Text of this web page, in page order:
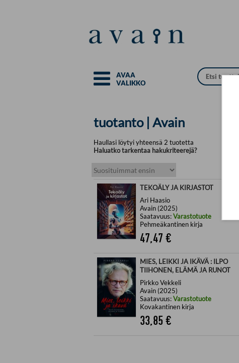
AVAA
VALIKKO
tuotanto | Avain
Haullasi löytyi yhteensä 2 tuotetta
Haluatko tarkentaa hakukriteerejä?
TEKOÄLY JA KIRJASTOT
Ari Haasio
Avain (2025)
Saatavuus:Varastotuote
Pehmeäkantinen kirja
47,47 €
MIES, LEIKKI JA IKÄVÄ : ILPO
TIIHONEN, ELÄMÄ JA RUNOT
Pirkko Vekkeli
Avain (2025)
Saatavuus:Varastotuote
Kovakantinen kirja
33,85 €